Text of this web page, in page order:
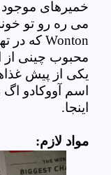
خمیرهای موجود
می ره رو تو
Wonton که در
محبوب چینی
یکی از پیش
اسم آووکادو
اینجا.
مواد لازم: